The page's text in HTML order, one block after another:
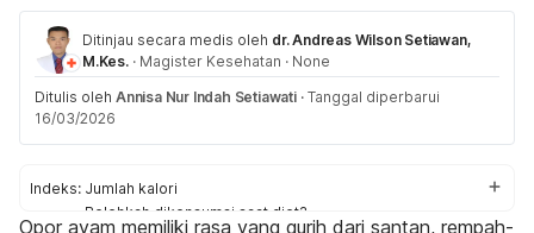
Ditinjau secara medis oleh dr. Andreas Wilson Setiawan,
M.Kes. · Magister Kesehatan · None
Ditulis oleh Annisa Nur Indah Setiawati · Tanggal diperbarui
16/03/2026
Indeks: Jumlah kalori
Bolehkah dikonsumsi saat diet?
Opor ayam memiliki rasa yang gurih dari santan, rempah-